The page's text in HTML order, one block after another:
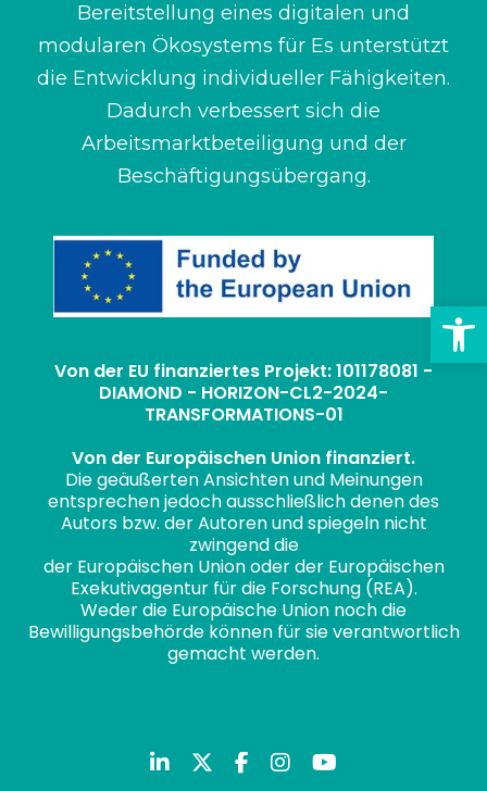
Bereitstellung eines digitalen und
modularen Ökosystems für Es unterstützt
die Entwicklung individueller Fähigkeiten.
Dadurch verbessert sich die
Arbeitsmarktbeteiligung und der
Beschäftigungsübergang.
Von der EU finanziertes Projekt: 101178081 -
DIAMOND - HORIZON-CL2-2024-
TRANSFORMATIONS-01
Von der Europäischen Union finanziert.
Die geäußerten Ansichten und Meinungen
entsprechen jedoch ausschließlich denen des
Autors bzw. der Autoren und spiegeln nicht
zwingend die
der Europäischen Union oder der Europäischen
Exekutivagentur für die Forschung (REA).
Weder die Europäische Union noch die
Bewilligungsbehörde können für sie verantwortlich
gemacht werden.